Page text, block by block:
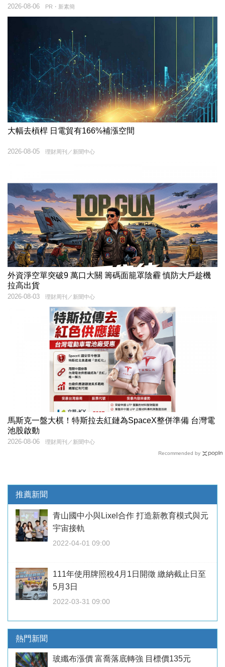
PR・新素簡
2026-08-06
大幅去槓桿 日電貿有166%補漲空間
理財周刊／新聞中心
2026-08-05
外資淨空單突破9 萬口大關 籌碼面籠罩陰霾 慎防大戶趁機
拉高出貨
理財周刊／新聞中心
2026-08-03
馬斯克一盤大棋！特斯拉去紅鏈為SpaceX整併準備 台灣電
池股啟動
理財周刊／新聞中心
2026-08-06
Recommended by
推薦新聞
青山國中小與Lixel合作 打造新教育模式與元
宇宙接軌
2022-04-01 09:00
111年使用牌照稅4月1日開徵 繳納截止日至
5月3日
2022-03-31 09:00
熱門新聞
玻纖布漲價 富喬落底轉強 目標價135元